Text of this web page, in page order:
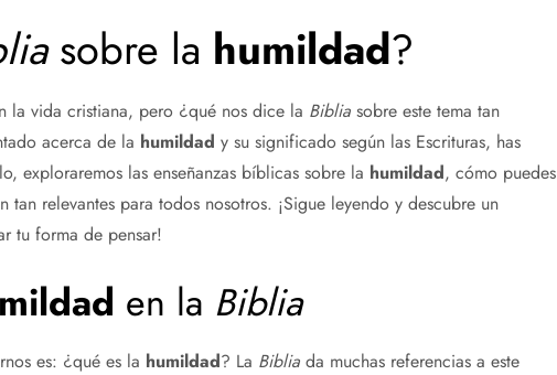
sobre la humildad?
la vida cristiana, pero ¿qué nos dice la Biblia sobre este tema tan
acerca de la humildad y su significado según las Escrituras, has
exploraremos las enseñanzas bíblicas sobre la humildad, cómo puedes
relevantes para todos nosotros. ¡Sigue leyendo y descubre un
tu forma de pensar!
en la Biblia
es: ¿qué es la humildad? La Biblia da muchas referencias a este